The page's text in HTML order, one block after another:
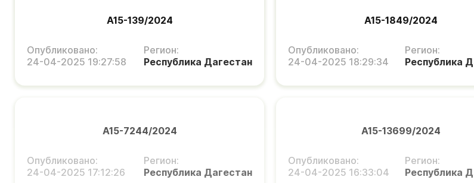
А15-139/2024
Опубликовано:
24-04-2025 19:27:58
Регион:
Республика Дагестан
А15-1849/2024
Опубликовано:
24-04-2025 18:29:34
Регион:
Республика
А15-7244/2024
Опубликовано:
24-04-2025 17:12:26
Регион:
Республика Дагестан
А15-13699/2024
Опубликовано:
24-04-2025 16:33:04
Регион:
Республика